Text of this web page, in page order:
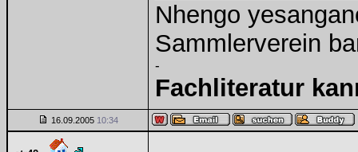
Nhengo
Sammlerverein
-
Fachliteratur
16.09.2005 10:34